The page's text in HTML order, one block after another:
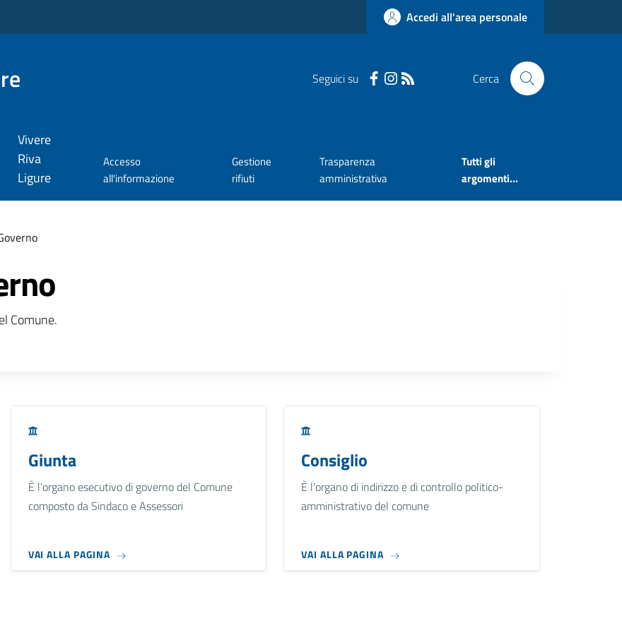
Accedi all'area personale
Seguici su Cerca
Vivere
Riva
Ligure
Accesso
all'informazione
Gestione
rifiuti
Trasparenza
amministrativa
Tutti gli
argomenti...
Comune.
Giunta
È l'organo esecutivo di governo del Comune
composto da Sindaco e Assessori
VAI ALLA PAGINA
Consiglio
È l'organo di indirizzo e di controllo politico-
amministrativo del comune
VAI ALLA PAGINA